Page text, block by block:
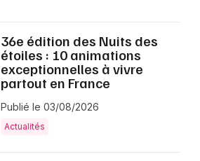
36e édition des Nuits des
étoiles : 10 animations
exceptionnelles à vivre
partout en France
Publié le 03/08/2026
Actualités